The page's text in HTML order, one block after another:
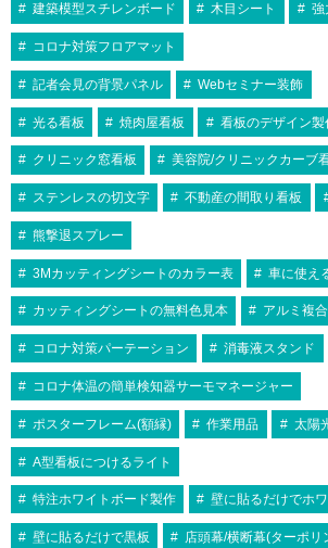
建築模型スチレンボード 木目シート 強
コロナ対策フロアマット
記者会見の背景パネル Webセミナー装飾
光る看板 焼肉屋看板 看板のデザイン製
クリニック窓看板 美容院/クリニックカーブ
ステンレスの切文字 不動産の間取り看板
熊撃退スプレー
3Mカッティングシートのカラー表 車に使え
カッティングシートの無料色見本 アルミ複
コロナ対策パーテーション 消毒液スタンド
コロナ体温の簡単検知器サーモマネージャー
ポスターフレーム(額縁) 作業用品 太陽
A型看板につけるライト
特注ホワイトボード製作 壁に貼るだけでホ
壁に貼るだけで黒板 店頭幕/横断幕(ターポリ